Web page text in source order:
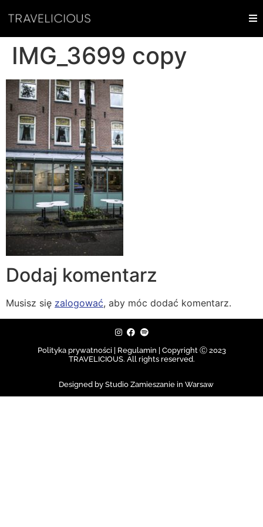
IMG_3699 copy
Dodaj komentarz
Musisz się zalogować, aby móc dodać komentarz.
Polityka prywatności | Regulamin | Copyright Ⓒ 2023
TRAVELICIOUS. All rights reserved.
Designed by Studio Zamieszanie in Warsaw